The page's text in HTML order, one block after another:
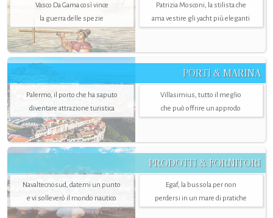
Vasco Da Gama così vince
la guerra delle spezie
Patrizia Mosconi, la stilista che
ama vestire gli yacht più eleganti
PORTI & MARINA
Palermo, il porto che ha saputo
diventare attrazione turistica
Villasimius, tutto il meglio
che può offrire un approdo
PRODOTTI & FORNITORI
Navaltecnosud, datemi un punto
e vi solleverò il mondo nautico
Egaf, la bussola per non
perdersi in un mare di pratiche